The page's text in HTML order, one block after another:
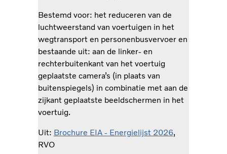
Bestemd voor: het reduceren van de
luchtweerstand van voertuigen in het
wegtransport en personenbusvervoer en
bestaande uit: aan de linker- en
rechterbuitenkant van het voertuig
geplaatste camera’s (in plaats van
buitenspiegels) in combinatie met aan de
zijkant geplaatste beeldschermen in het
voertuig.
Uit: Brochure EIA - Energielijst 2026,
RVO